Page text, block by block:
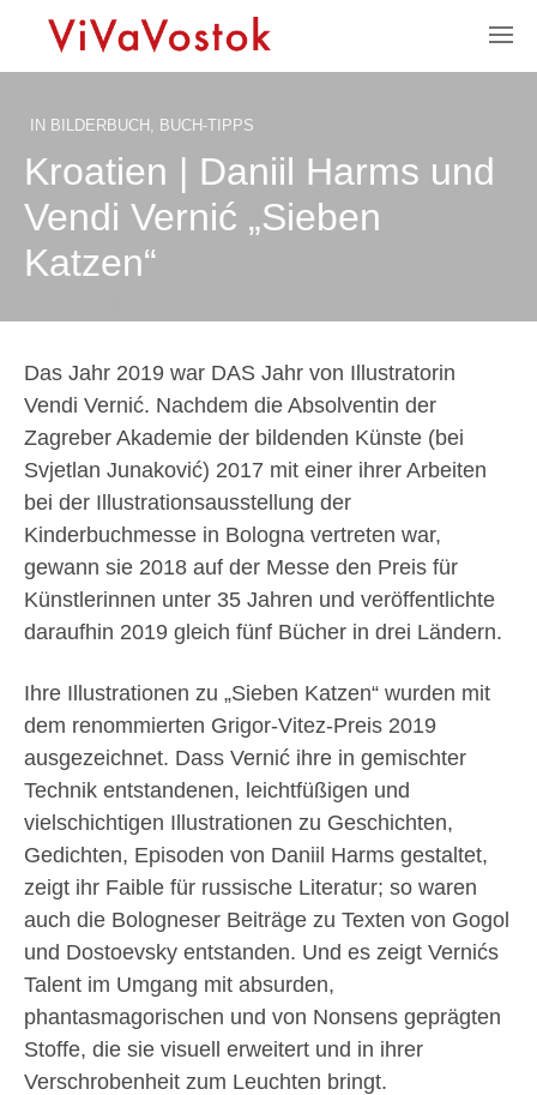
IN BILDERBUCH , BUCH-TIPPS
Kroatien | Daniil Harms und
Vendi Vernić „Sieben
Katzen“
Das Jahr 2019 war DAS Jahr von Illustratorin
Vendi Vernić. Nachdem die Absolventin der
Zagreber Akademie der bildenden Künste (bei
Svjetlan Junaković) 2017 mit einer ihrer Arbeiten
bei der Illustrationsausstellung der
Kinderbuchmesse in Bologna vertreten war,
gewann sie 2018 auf der Messe den Preis für
Künstlerinnen unter 35 Jahren und veröffentlichte
daraufhin 2019 gleich fünf Bücher in drei Ländern.
Ihre Illustrationen zu „Sieben Katzen“ wurden mit
dem renommierten Grigor-Vitez-Preis 2019
ausgezeichnet. Dass Vernić ihre in gemischter
Technik entstandenen, leichtfüßigen und
vielschichtigen Illustrationen zu Geschichten,
Gedichten, Episoden von Daniil Harms gestaltet,
zeigt ihr Faible für russische Literatur; so waren
auch die Bologneser Beiträge zu Texten von Gogol
und Dostoevsky entstanden. Und es zeigt Vernićs
Talent im Umgang mit absurden,
phantasmagorischen und von Nonsens geprägten
Stoffe, die sie visuell erweitert und in ihrer
Verschrobenheit zum Leuchten bringt.